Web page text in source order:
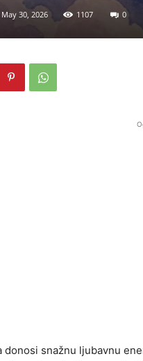
May 30, 2026 1107 0
donosi snažnu ljubavnu